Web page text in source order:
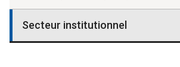
Secteur institutionnel